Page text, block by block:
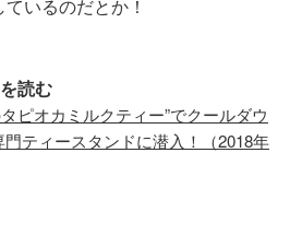
いるのだとか！
読む
ピオカミルクティー”でクールダウ
ティースタンドに潜入！（2018年